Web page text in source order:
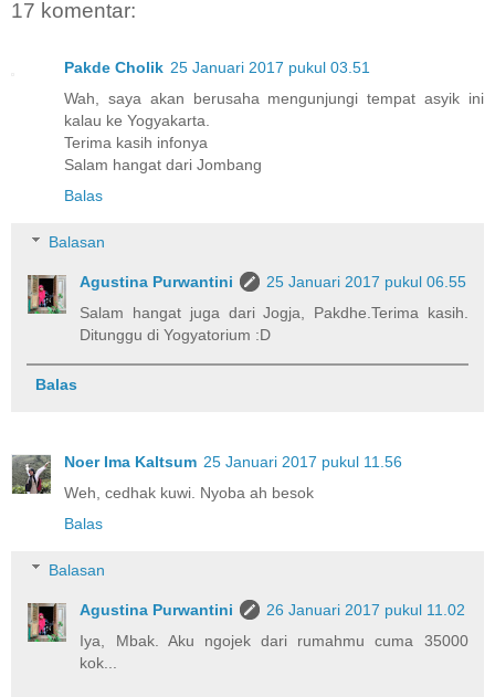
17 komentar:
Pakde Cholik 25 Januari 2017 pukul 03.51
Wah, saya akan berusaha mengunjungi tempat asyik ini
kalau ke Yogyakarta.
Terima kasih infonya
Salam hangat dari Jombang
Balas
Balasan
Agustina Purwantini
25 Januari 2017 pukul 06.55
Salam hangat juga dari Jogja, Pakdhe.Terima kasih.
Ditunggu di Yogyatorium :D
Balas
Noer Ima Kaltsum 25 Januari 2017 pukul 11.56
Weh, cedhak kuwi. Nyoba ah besok
Balas
Balasan
Agustina Purwantini
26 Januari 2017 pukul 11.02
Iya, Mbak. Aku ngojek dari rumahmu cuma 35000
kok...